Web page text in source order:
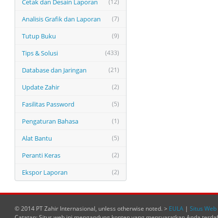
(12)
Cetak dan Desain Laporan
(7)
Analisis Grafik dan Laporan
(9)
Tutup Buku
(433)
Tips & Solusi
(21)
Database dan Jaringan
(2)
Update Zahir
(5)
Fasilitas Password
(1)
Pengaturan Bahasa
(5)
Alat Bantu
(2)
Peranti Keras
(2)
Ekspor Laporan
© 2014 PT Zahir Internasional, unless otherwise noted. > EULA | Situs